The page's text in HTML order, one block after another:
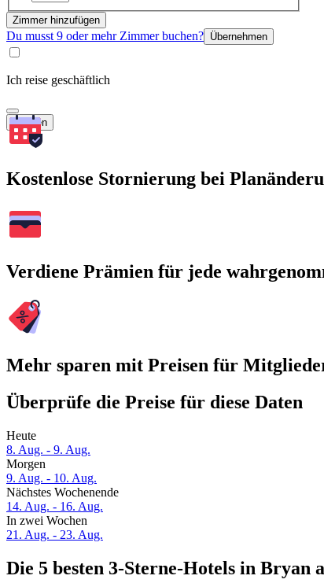
Zimmer hinzufügen
Du musst 9 oder mehr Zimmer buchen? Übernehmen
Ich reise geschäftlich
Suchen
Kostenlose Stornierung bei
Verdiene Prämien für jede
Mehr sparen mit Preisen für
Überprüfe die Preise für diese Daten
Heute
8. Aug. - 9. Aug.
Morgen
9. Aug. - 10. Aug.
Nächstes Wochenende
14. Aug. - 16. Aug.
In zwei Wochen
21. Aug. - 23. Aug.
Die 5 besten 3-Sterne-Hotels in Bryan